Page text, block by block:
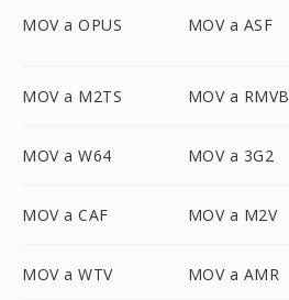
MOV a OPUS MOV a ASF
MOV a M2TS MOV a RMVB
MOV a W64 MOV a 3G2
MOV a CAF MOV a M2V
MOV a WTV MOV a AMR